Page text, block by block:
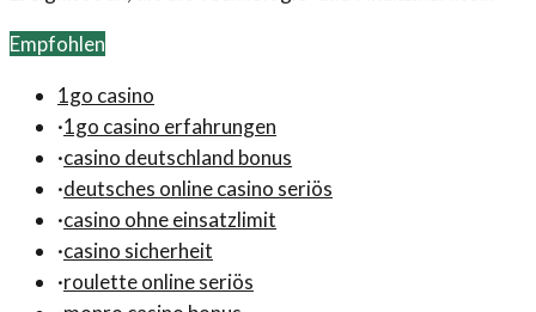
Indikator und das SpaceX-IPO versprechen spannende
Entwicklungen.
Empfohlen
1go casino
·1go casino erfahrungen
·casino deutschland bonus
·deutsches online casino seriös
·casino ohne einsatzlimit
·casino sicherheit
·roulette online seriös